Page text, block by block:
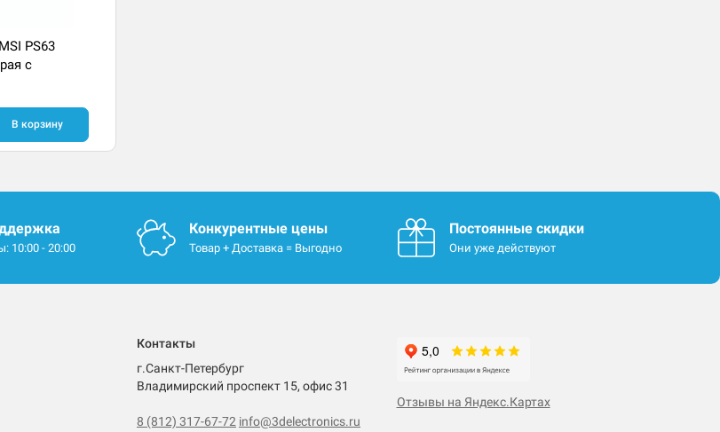
PS63
с
В корзину
10:00 - 20:00
Конкурентные цены
Товар + Доставка = Выгодно
Постоянные скидки
Они уже действуют
Контакты
г.Санкт-Петербург
Владимирский проспект 15, офис 31
8 (812) 317-67-72 info@3delectronics.ru
Отзывы на Яндекс.Картах